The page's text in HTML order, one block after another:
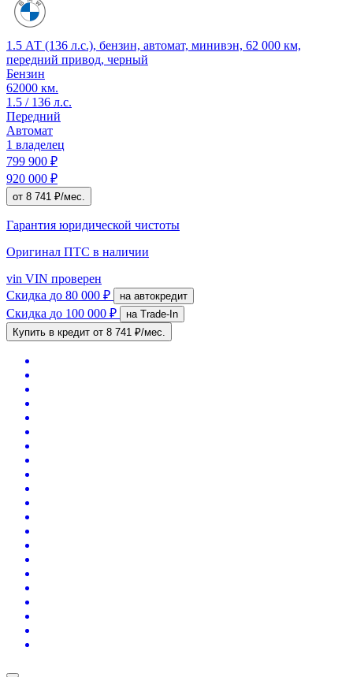
1.5 АТ (136 л.с.), бензин, автомат, минивэн, 62 000 км,
передний привод, черный
Бензин
62000 км.
1.5 / 136 л.с.
Передний
Автомат
1 владелец
799 900 ₽
920 000 ₽
от 8 741 ₽/мес.
Гарантия юридической чистоты
Оригинал ПТС в наличии
vin VIN проверен
Скидка до 80 000 ₽ на автокредит
Скидка до 100 000 ₽
на Trade-In
Купить в кредит от 8 741 ₽/мес.